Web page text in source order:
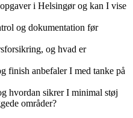
i Helsingør og kan I vise
og dokumentation før
og hvad er
finish anbefaler I med tanke på
hvordan sikrer I minimal støj
områder?